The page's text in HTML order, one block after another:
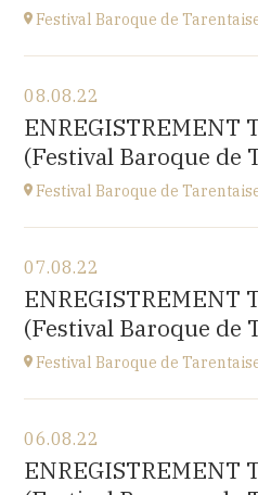
Festival Baroque de
Savoie
à21H00
08.08.22
ENREGISTREMENT
(Festival Baroque de
Festival Baroque de
Savoie
à10H
07.08.22
ENREGISTREMENT
(Festival Baroque de
Festival Baroque de
Savoie
à10H
06.08.22
ENREGISTREMENT